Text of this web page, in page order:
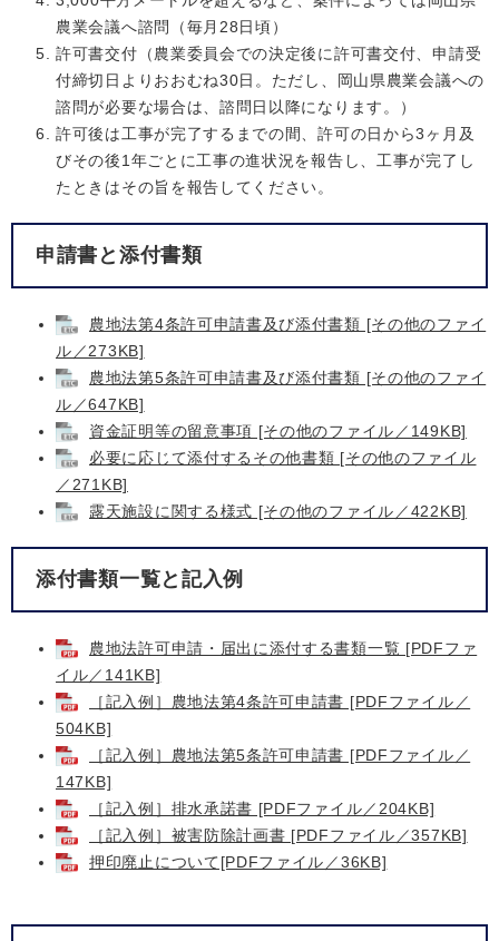
農業会議へ諮問（毎月28日頃）
許可書交付（農業委員会での決定後に許可書交付、申請受
付締切日よりおおむね30日。ただし、岡山県農業会議への
諮問が必要な場合は、諮問日以降になります。）
許可後は工事が完了するまでの間、許可の日から3ヶ月及
びその後1年ごとに工事の進状況を報告し、工事が完了し
たときはその旨を報告してください。
申請書と添付書類
農地法第4条許可申請書及び添付書類 [その他のファイ
ル／273KB]
農地法第5条許可申請書及び添付書類 [その他のファイ
ル／647KB]
資金証明等の留意事項 [その他のファイル／149KB]
必要に応じて添付するその他書類 [その他のファイル
／271KB]
露天施設に関する様式 [その他のファイル／422KB]
添付書類一覧と記入例
農地法許可申請・届出に添付する書類一覧 [PDFファ
イル／141KB]
［記入例］農地法第4条許可申請書 [PDFファイル／
504KB]
［記入例］農地法第5条許可申請書 [PDFファイル／
147KB]
［記入例］排水承諾書 [PDFファイル／204KB]
［記入例］被害防除計画書 [PDFファイル／357KB]
押印廃止について[PDFファイル／36KB]